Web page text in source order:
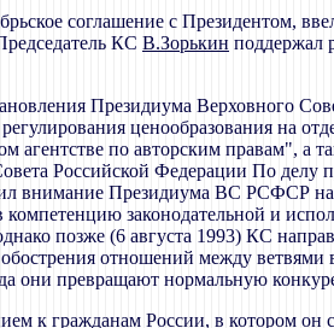
соглашение с Президентом,
КС В.Зорькин поддержал
Президиума Верховного
ценообразования на
агентстве по авторским правам", а
Российской Федерации По
внимание Президиума ВС РСФСР
законодательной и
позже (6 августа 1993) КС
отношений между ветвями
они превращают нормальную
к гражданам России, в котором он